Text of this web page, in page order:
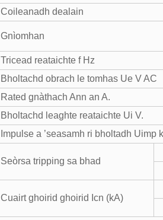
Coileanadh dealain
Gnìomhan
Tricead reataichte f Hz
Bholtachd obrach le tomhas Ue V AC
Rated gnàthach Ann an A.
Bholtachd leaghte reataichte Ui V.
Impulse a ’seasamh ri bholtadh Uimp
Seòrsa tripping sa bhad
Cuairt ghoirid ghoirid Icn (kA)